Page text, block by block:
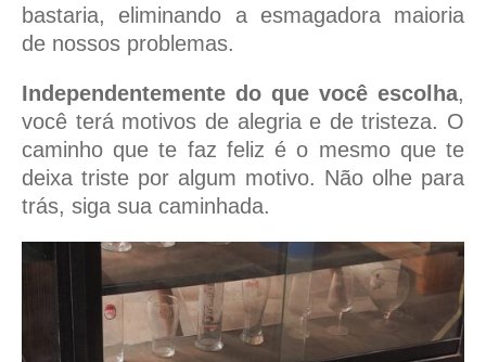
bastaria, eliminando a esmagadora maioria
de nossos problemas.
Independentemente do que você escolha,
você terá motivos de alegria e de tristeza. O
caminho que te faz feliz é o mesmo que te
deixa triste por algum motivo. Não olhe para
trás, siga sua caminhada.